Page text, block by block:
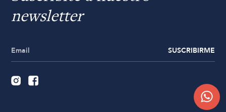
newsletter
SUSCRIBIRME